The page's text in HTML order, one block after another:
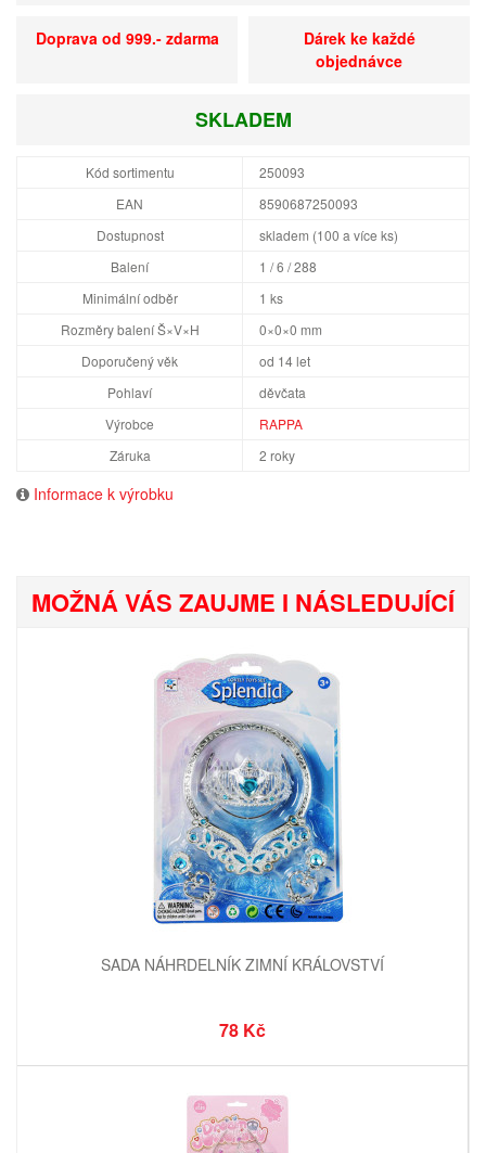
Doprava od 999.- zdarma
Dárek ke každé
objednávce
SKLADEM
Kód sortimentu
250093
EAN
8590687250093
Dostupnost
skladem (100 a více ks)
Balení
1 / 6 / 288
Minimální odběr
1 ks
Rozměry balení Š×V×H
0×0×0 mm
Doporučený věk
od 14 let
Pohlaví
děvčata
Výrobce
RAPPA
Záruka
2 roky
Informace k výrobku
MOŽNÁ VÁS ZAUJME I NÁSLEDUJÍCÍ
SADA NÁHRDELNÍK ZIMNÍ KRÁLOVSTVÍ
78 Kč